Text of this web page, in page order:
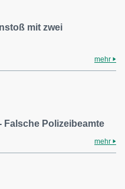
mit zwei
mehr
Falsche Polizeibeamte
mehr